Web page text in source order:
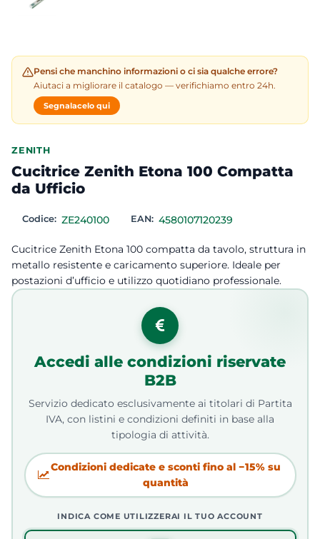
Pensi che manchino informazioni o ci sia qualche errore?
Aiutaci a migliorare il catalogo — verifichiamo entro 24h.
Segnalacelo qui
ZENITH
Cucitrice Zenith Etona 100 Compatta
da Ufficio
Codice: ZE240100 EAN: 4580107120239
Cucitrice Zenith Etona 100 compatta da tavolo, struttura in
metallo resistente e caricamento superiore. Ideale per
postazioni d’ufficio e utilizzo quotidiano professionale.
Accedi alle condizioni riservate
B2B
Servizio dedicato esclusivamente ai titolari di Partita
IVA, con listini e condizioni definiti in base alla
tipologia di attività.
Condizioni dedicate e sconti fino al −15% su
quantità
INDICA COME UTILIZZERAI IL TUO ACCOUNT